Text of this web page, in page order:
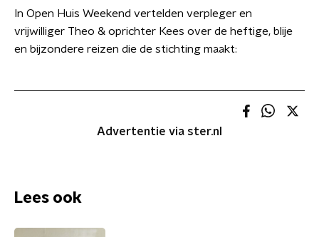
In Open Huis Weekend vertelden verpleger en
vrijwilliger Theo & oprichter Kees over de heftige, blije
en bijzondere reizen die de stichting maakt:
Advertentie via ster.nl
Lees ook